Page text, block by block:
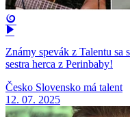
Známy spevák z Talentu sa
sestra herca z Perinbaby!
Česko Slovensko má talent
12. 07. 2025